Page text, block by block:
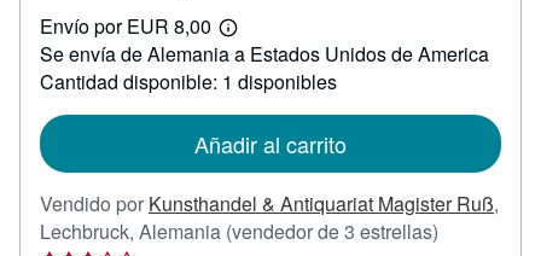
950,00
Envío por EUR 8,00
Más
información
sobre
las
envío
Se envía de Alemania a Estados Unidos de America
Cantidad disponible: 1 disponibles
Añadir al carrito
Vendido por Kunsthandel & Antiquariat Magister Ruß,
Lechbruck, Alemania (vendedor de 3 estrellas)